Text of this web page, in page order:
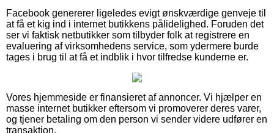
Facebook genererer ligeledes evigt ønskværdige genveje til
at få et kig ind i internet butikkens pålidelighed. Foruden det
ser vi faktisk netbutikker som tilbyder folk at registrere en
evaluering af virksomhedens service, som ydermere burde
tages i brug til at få et indblik i hvor tilfredse kunderne er.
Vores hjemmeside er finansieret af annoncer. Vi hjælper en
masse internet butikker eftersom vi promoverer deres varer,
og tjener betaling om den person vi sender videre udfører en
transaktion.